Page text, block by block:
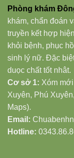
Phòng khám
khám, chẩn đoán
truyền kết hợp
khỏi bệnh, phục
sinh lý nữ. Đặc
duọc chất tốt nhât.
Cơ sở 1: Xóm
Xuyên, Phú
Maps).
Email:
Hotline: